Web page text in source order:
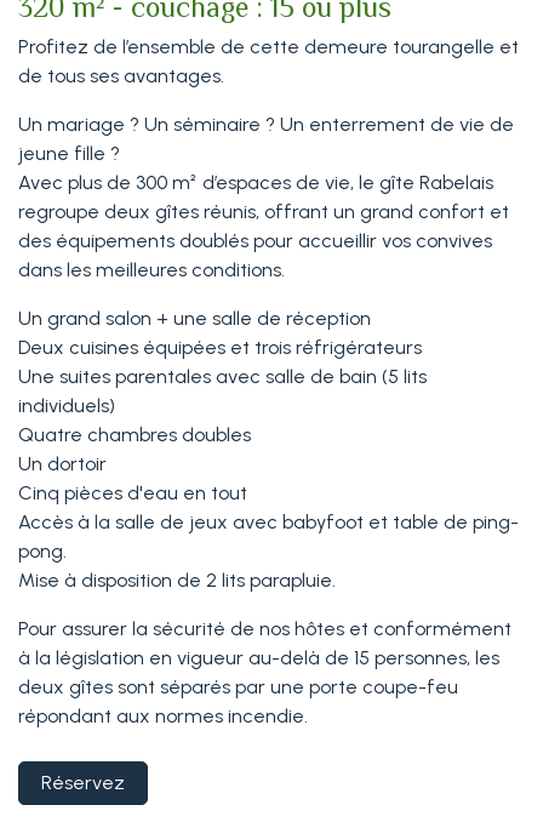
320 m² - couchage : 15 ou plus
Profitez de l’ensemble de cette demeure tourangelle et
de tous ses avantages.
Un mariage ? Un séminaire ? Un enterrement de vie de
jeune fille ?
Avec plus de 300 m² d’espaces de vie, le gîte Rabelais
regroupe deux gîtes réunis, offrant un grand confort et
des équipements doublés pour accueillir vos convives
dans les meilleures conditions.
Un grand salon + une salle de réception
Deux cuisines équipées et trois réfrigérateurs
Une suites parentales avec salle de bain (5 lits
individuels)
Quatre chambres doubles
Un dortoir
Cinq pièces d'eau en tout
Accès à la salle de jeux avec babyfoot et table de ping-
pong.
Mise à disposition de 2 lits parapluie.
Pour assurer la sécurité de nos hôtes et conformément
à la législation en vigueur au-delà de 15 personnes, les
deux gîtes sont séparés par une porte coupe-feu
répondant aux normes incendie.
Réservez